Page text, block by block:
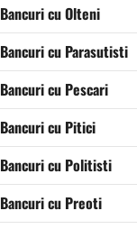
Bancuri cu Olteni
Bancuri cu Parasutisti
Bancuri cu Pescari
Bancuri cu Pitici
Bancuri cu Politisti
Bancuri cu Preoti